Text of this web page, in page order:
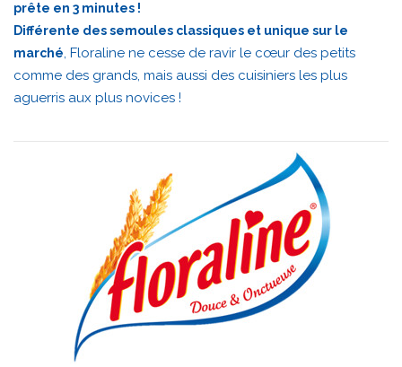
prête en 3 minutes !
Différente des semoules classiques et unique sur le
marché, Floraline ne cesse de ravir le cœur des petits
comme des grands, mais aussi des cuisiniers les plus
aguerris aux plus novices !